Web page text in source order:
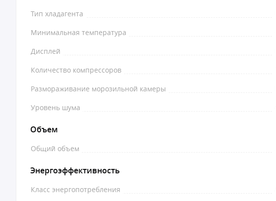
Тип хладагента
Минимальная температура
Дисплей
Количество компрессоров
Размораживание морозильной камеры
Уровень шума
Объем
Общий объем
Энергоэффективность
Класс энергопотребления